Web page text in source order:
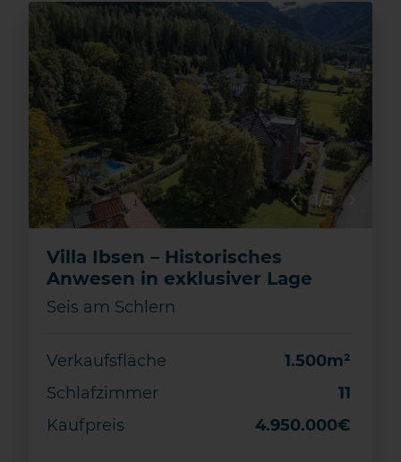
1/5
Villa Ibsen – Historisches
Anwesen in exklusiver Lage
Seis am Schlern
Verkaufsfläche
1.500m²
Schlafzimmer
11
Kaufpreis
4.950.000€